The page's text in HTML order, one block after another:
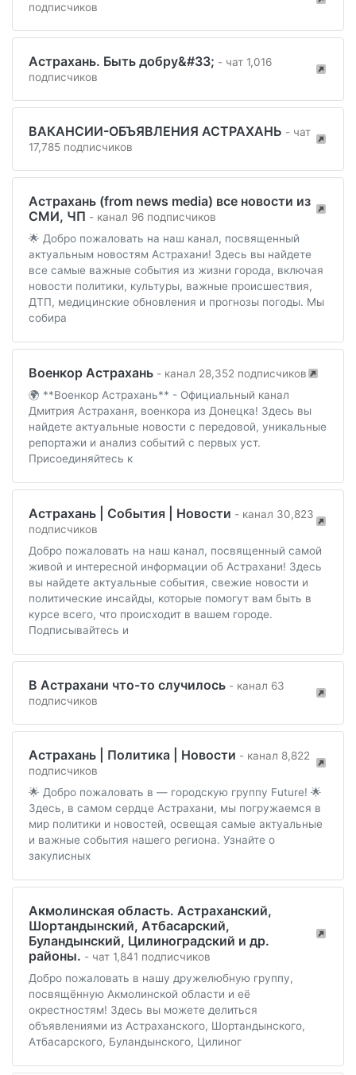
подписчиков
Астрахань. Быть добру&#33; - чат 1,016
подписчиков
ВАКАНСИИ-ОБЪЯВЛЕНИЯ АСТРАХАНЬ - чат
17,785 подписчиков
Астрахань (from news media) все новости из
СМИ, ЧП - канал 96 подписчиков
🌟 Добро пожаловать на наш канал, посвященный
актуальным новостям Астрахани! Здесь вы найдете
все самые важные события из жизни города, включая
новости политики, культуры, важные происшествия,
ДТП, медицинские обновления и прогнозы погоды. Мы
собира
Военкор Астрахань - канал 28,352 подписчиков
🌍 **Военкор Астрахань** - Официальный канал
Дмитрия Астраханя, военкора из Донецка! Здесь вы
найдете актуальные новости с передовой, уникальные
репортажи и анализ событий с первых уст.
Присоединяйтесь к
Астрахань | События | Новости - канал 30,823
подписчиков
Добро пожаловать на наш канал, посвященный самой
живой и интересной информации об Астрахани! Здесь
вы найдете актуальные события, свежие новости и
политические инсайды, которые помогут вам быть в
курсе всего, что происходит в вашем городе.
Подписывайтесь и
В Астрахани что-то случилось - канал 63
подписчиков
Астрахань | Политика | Новости - канал 8,822
подписчиков
🌟 Добро пожаловать в — городскую группу Future! 🌟
Здесь, в самом сердце Астрахани, мы погружаемся в
мир политики и новостей, освещая самые актуальные
и важные события нашего региона. Узнайте о
закулисных
Акмолинская область. Астраханский,
Шортандынский, Атбасарский,
Буландынский, Цилиноградский и др.
районы. - чат 1,841 подписчиков
Добро пожаловать в нашу дружелюбную группу,
посвящённую Акмолинской области и её
окрестностям! Здесь вы можете делиться
объявлениями из Астраханского, Шортандынского,
Атбасарского, Буландынского, Цилиног